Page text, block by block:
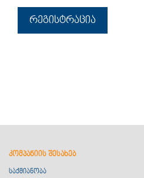
რეგისტრაცია
კომპანიის შესახებ
საქმიანობა